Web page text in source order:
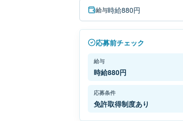
給与時給880円
応募前チェック
給与
時給880円
応募条件
免許取得制度あり